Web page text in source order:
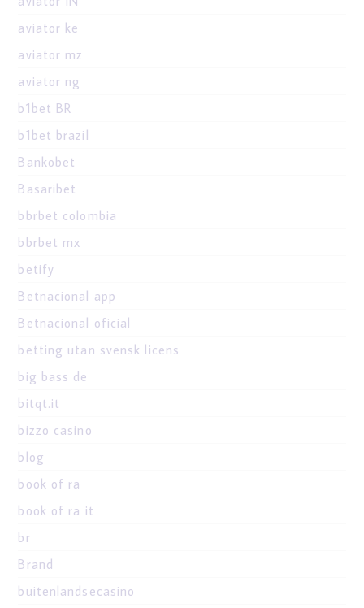
aviator ke
aviator mz
aviator ng
b1bet BR
b1bet brazil
Bankobet
Basaribet
bbrbet colombia
bbrbet mx
betify
Betnacional app
Betnacional oficial
betting utan svensk licens
big bass de
bitqt.it
bizzo casino
blog
book of ra
book of ra it
br
Brand
buitenlandsecasino